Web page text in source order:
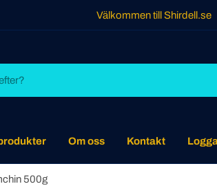
Välkommen till Shirdell.se
Om oss Kontakt
500g